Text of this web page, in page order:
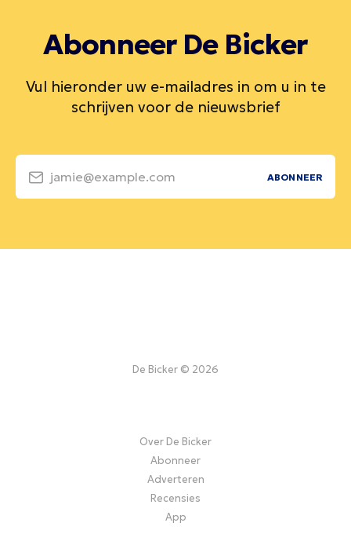
Abonneer De Bicker
Vul hieronder uw e-mailadres in om u in te
schrijven voor de nieuwsbrief
jamie@example.com ABONNEER
De Bicker © 2026
Over De Bicker
Abonneer
Adverteren
Recensies
App